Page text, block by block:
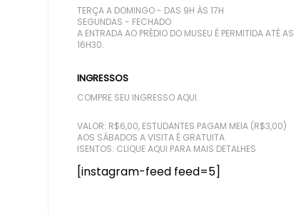
TERÇA A DOMINGO - DAS 9H ÀS 17H
SEGUNDAS - FECHADO
A ENTRADA AO PRÉDIO DO MUSEU É PERMITIDA ATÉ AS
16H30.
INGRESSOS
COMPRE SEU INGRESSO AQUI.
VALOR: R$6,00, ESTUDANTES PAGAM MEIA (R$3,00)
AOS SÁBADOS A VISITA É GRATUITA
ISENTOS: CLIQUE AQUI PARA MAIS DETALHES
[instagram-feed feed=5]